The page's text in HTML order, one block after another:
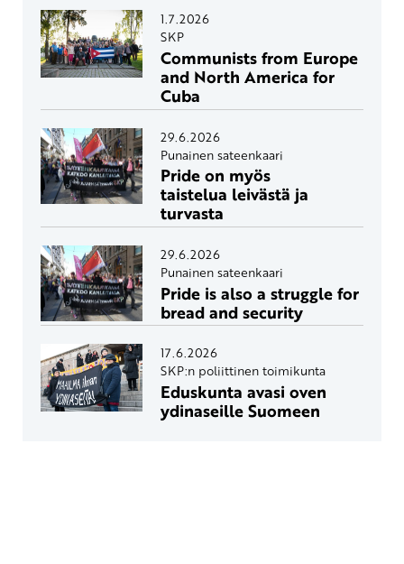
1.7.2026
SKP
Communists from Europe
and North America for
Cuba
29.6.2026
Punainen sateenkaari
Pride on myös
taistelua leivästä ja
turvasta
29.6.2026
Punainen sateenkaari
Pride is also a struggle for
bread and security
17.6.2026
SKP:n poliittinen toimikunta
Eduskunta avasi oven
ydinaseille Suomeen